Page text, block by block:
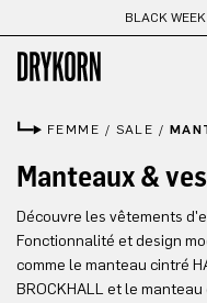
Passer au contenu principal
BLACK
FEMME / SALE /
Manteaux &
Découvre les vêtements
Fonctionnalité et design
comme le manteau cintré
BROCKHALL et le